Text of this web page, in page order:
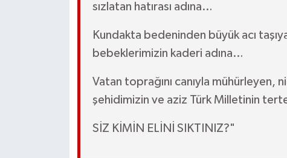
sızlatan hatırası adına…
Kundakta bedeninden büyük acı
bebeklerimizin kaderi adına…
Vatan toprağını canıyla mühürleyen,
şehidimizin ve aziz Türk Milletinin
SİZ KİMİN ELİNİ SIKTINIZ?"